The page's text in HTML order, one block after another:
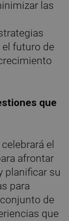
las
futuro de
que
el
afrontar
planificar su
para
de
que